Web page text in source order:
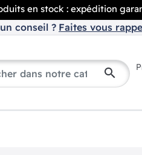
en stock : expédition
conseil ? Faites vous
search